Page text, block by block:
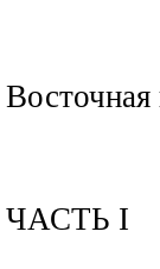
Восточная
ЧАСТЬ I